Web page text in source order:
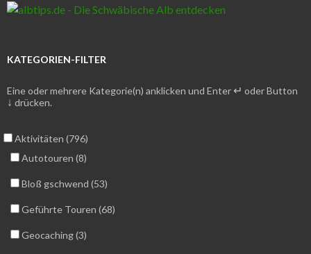
KATEGORIEN-FILTER
Eine oder mehrere Kategorie(n) anklicken und Enter ↵ oder Button
↓ drücken.
Aktivitäten (796)
Autotouren (8)
Bloß gschwend (53)
Geführte Touren (68)
Geocaching (3)